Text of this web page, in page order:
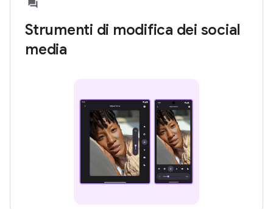
Strumenti di modifica dei social
media